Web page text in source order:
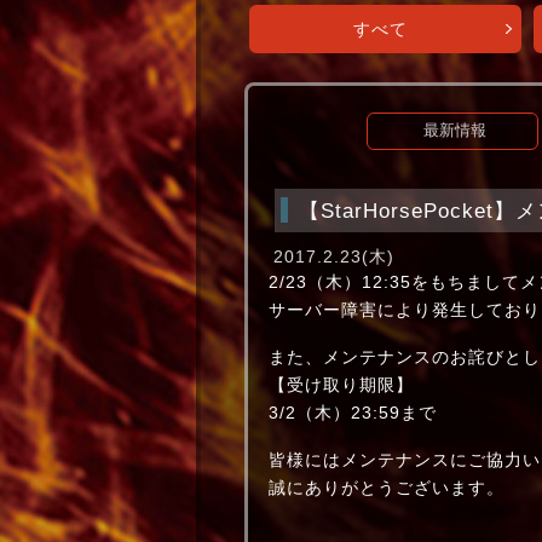
すべて
最新情報
【StarHorsePocket】
2017.2.23(木)
2/23（木）12:35をもちまして
サーバー障害により発生してお
また、メンテナンスのお詫びと
【受け取り期限】
3/2（木）23:59まで
皆様にはメンテナンスにご協力
誠にありがとうございます。